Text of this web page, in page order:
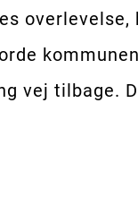
overlevelse,
vej tilbage.